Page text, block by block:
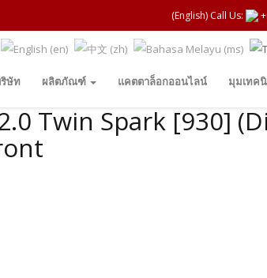
(English) Call Us:
ริษัท ผลิตภัณฑ์ แคตตาล็อกออนไลน์ มุมเทค
Twin Spark [930]